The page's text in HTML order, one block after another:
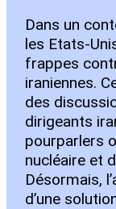
Dans un
les Etats-
frappes
iraniennes.
des
dirigeants
pourparlers
nucléaire et
Désormais,
d’une